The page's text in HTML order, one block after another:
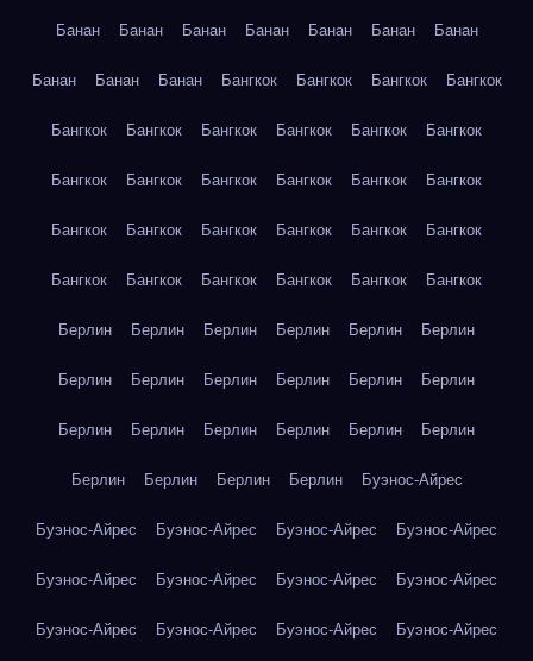
Банан Банан Банан Банан Банан Банан Банан
Банан Банан Банан Бангкок Бангкок Бангкок Бангкок
Бангкок Бангкок Бангкок Бангкок Бангкок Бангкок
Бангкок Бангкок Бангкок Бангкок Бангкок Бангкок
Бангкок Бангкок Бангкок Бангкок Бангкок Бангкок
Бангкок Бангкок Бангкок Бангкок Бангкок Бангкок
Берлин Берлин Берлин Берлин Берлин Берлин
Берлин Берлин Берлин Берлин Берлин Берлин
Берлин Берлин Берлин Берлин Берлин Берлин
Берлин Берлин Берлин Берлин Буэнос-Айрес
Буэнос-Айрес Буэнос-Айрес Буэнос-Айрес Буэнос-Айрес
Буэнос-Айрес Буэнос-Айрес Буэнос-Айрес Буэнос-Айрес
Буэнос-Айрес Буэнос-Айрес Буэнос-Айрес Буэнос-Айрес